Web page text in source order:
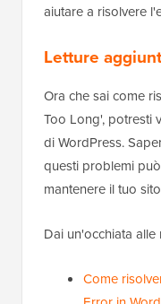
aiutare a risolvere
Letture
Ora che sai come
Too Long', potresti
di WordPress.
questi problemi
mantenere il tuo
Dai un'occhiata
Come